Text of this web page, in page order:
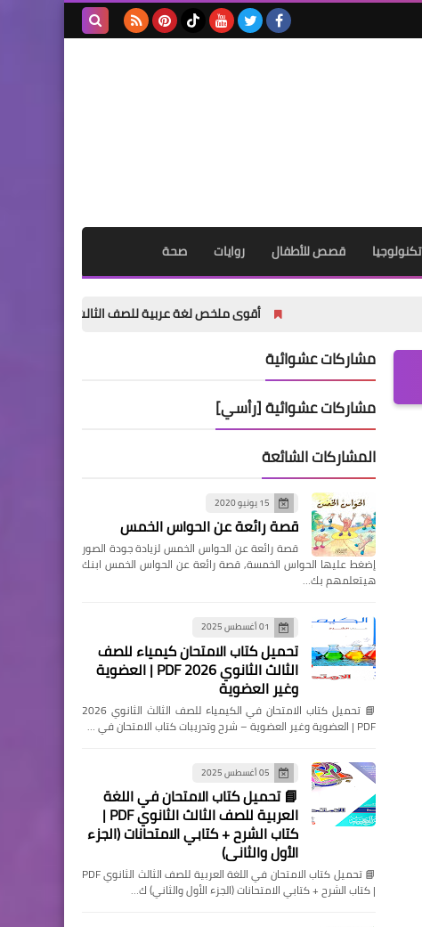
تكنولوجيا قصص للأطفال روايات صحة
أقوى ملخص لغة عربية للصف الثالث الإعدادي الترم الأول 2027 PDF | شرح وتدريبات وامتحانات وإجابات
مشاركات عشوائية
مشاركات عشوائية [رأسي]
المشاركات الشائعة
15 يونيو 2020
قصة رائعة عن الحواس الخمس
قصة رائعة عن الحواس الخمس لزيادة جودة الصور
إضغط عليها الحواس الخمسة, قصة رائعة عن الحواس الخمس ابنك
هيتعلمهم بك…
01 أغسطس 2025
تحميل كتاب الامتحان كيمياء للصف
الثالث الثانوي 2026 PDF | العضوية
وغير العضوية
📘 تحميل كتاب الامتحان في الكيمياء للصف الثالث الثانوي 2026
PDF | العضوية وغير العضوية – شرح وتدريبات كتاب الامتحان في …
05 أغسطس 2025
📘 تحميل كتاب الامتحان في اللغة
العربية للصف الثالث الثانوي PDF |
كتاب الشرح + كتابي الامتحانات (الجزء
الأول والثاني)
📘 تحميل كتاب الامتحان في اللغة العربية للصف الثالث الثانوي PDF
| كتاب الشرح + كتابي الامتحانات (الجزء الأول والثاني) ك…